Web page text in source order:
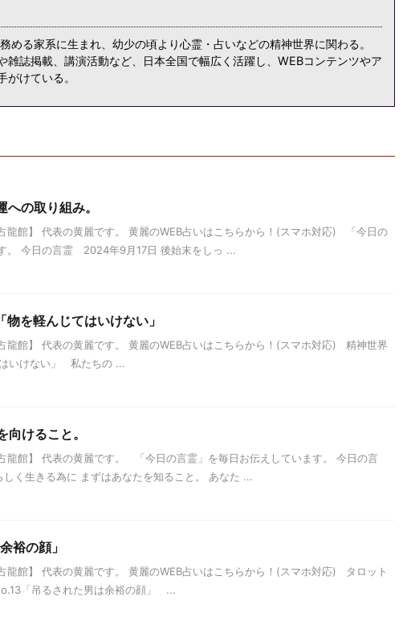
める家系に生まれ、幼少の頃より心霊・占いなどの精神世界に関わる。
雑誌掲載、講演活動など、日本全国で幅広く活躍し、WEBコンテンツやア
がけている。
への取り組み。
龍館】 代表の黄麗です。 黄麗のWEB占いはこちらから！(スマホ対応) 「今日の
。 今日の言霊 2024年9月17日 後始末をしっ ...
を軽んじてはいけない」
龍館】 代表の黄麗です。 黄麗のWEB占いはこちらから！(スマホ対応) 精神世界
いけない」 私たちの ...
向けること。
龍館】 代表の黄麗です。 「今日の言霊」を毎日お伝えしています。 今日の言
く生きる為に まずはあなたを知ること。 あなた ...
裕の顔」
龍館】 代表の黄麗です。 黄麗のWEB占いはこちらから！(スマホ対応) タロット
「吊るされた男は余裕の顔」 ...